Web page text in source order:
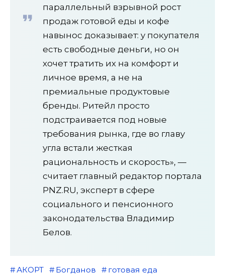
параллельный взрывной рост
продаж готовой еды и кофе
навынос доказывает: у покупателя
есть свободные деньги, но он
хочет тратить их на комфорт и
личное время, а не на
премиальные продуктовые
бренды. Ритейл просто
подстраивается под новые
требования рынка, где во главу
угла встали жесткая
рациональность и скорость», —
считает главный редактор портала
PNZ.RU, эксперт в сфере
социального и пенсионного
законодательства Владимир
Белов.
АКОРТ Богданов
готовая еда